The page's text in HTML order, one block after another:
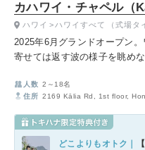
カハワイ・チャペル（
2025年6月グランドオープン
寄せては返す波の様子を眺め
魅力です。
ハワイ ハワイすべて （式場タ
人数 2～18名
住所 2169 Kālia Rd, 1st floor,
どこよりもオトク｜